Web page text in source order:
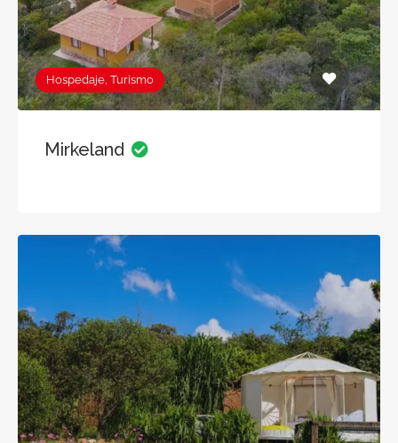
Hospedaje, Turismo
Mirkeland